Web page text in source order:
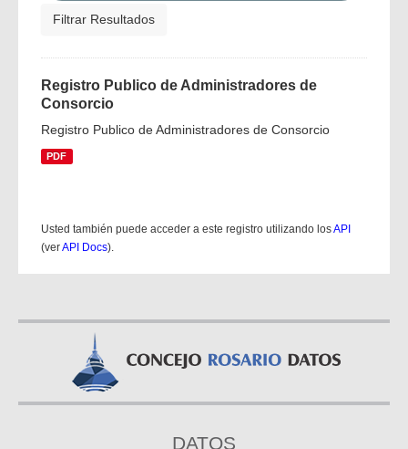
Filtrar Resultados
Registro Publico de Administradores de
Consorcio
Registro Publico de Administradores de Consorcio
PDF
Usted también puede acceder a este registro utilizando losAPI
(verAPI Docs).
DATOS